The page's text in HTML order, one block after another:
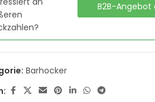
B2B-
Barhocker